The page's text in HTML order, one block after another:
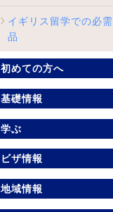
イギリス留学での必需
品
初めての方へ
基礎情報
学ぶ
ビザ情報
地域情報